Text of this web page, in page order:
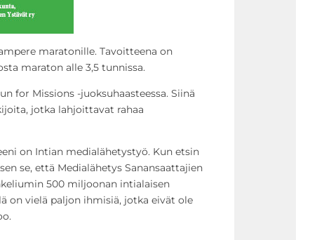
maratonille. Tavoitteena on
maraton alle 3,5 tunnissa.
for Missions -juoksuhaasteessa. Siinä
jotka lahjoittavat rahaa
on Intian medialähetystyö. Kun etsin
se, että Medialähetys Sanansaattajien
500 miljoonan intialaisen
on vielä paljon ihmisiä, jotka eivät ole